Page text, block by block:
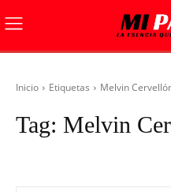
Inicio Etiquetas Melvin
Tag: Melvin